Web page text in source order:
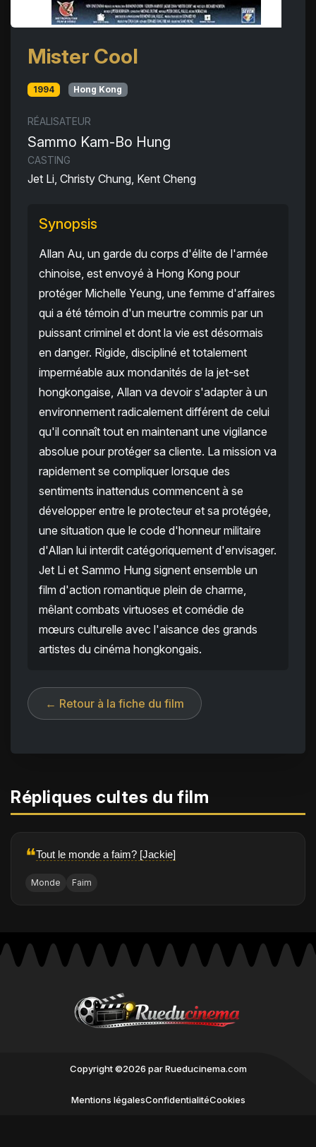
Mister Cool
1994 Hong Kong
RÉALISATEUR
Sammo Kam-Bo Hung
CASTING
Jet Li, Christy Chung, Kent Cheng
Synopsis
Allan Au, un garde du corps d'élite de l'armée
chinoise, est envoyé à Hong Kong pour
protéger Michelle Yeung, une femme d'affaires
qui a été témoin d'un meurtre commis par un
puissant criminel et dont la vie est désormais
en danger. Rigide, discipliné et totalement
imperméable aux mondanités de la jet-set
hongkongaise, Allan va devoir s'adapter à un
environnement radicalement différent de celui
qu'il connaît tout en maintenant une vigilance
absolue pour protéger sa cliente. La mission va
rapidement se compliquer lorsque des
sentiments inattendus commencent à se
développer entre le protecteur et sa protégée,
une situation que le code d'honneur militaire
d'Allan lui interdit catégoriquement d'envisager.
Jet Li et Sammo Hung signent ensemble un
film d'action romantique plein de charme,
mêlant combats virtuoses et comédie de
mœurs culturelle avec l'aisance des grands
artistes du cinéma hongkongais.
← Retour à la fiche du film
Répliques cultes du film
❝Tout le monde a faim? [Jackie]
Monde Faim
Copyright ©2026 par Rueducinema.com
Mentions légalesConfidentialitéCookies